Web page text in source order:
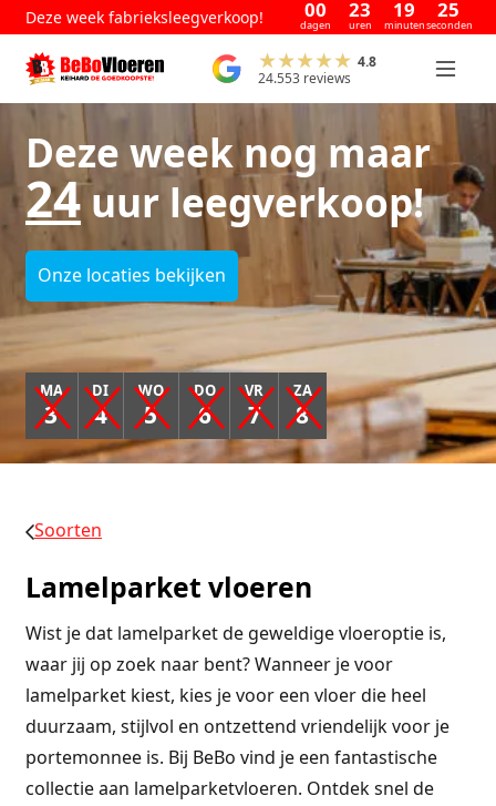
Deze week fabrieksleegverkoop! 00
dagen
23
uren
19
minuten
24
seconden
4.8
24.553 reviews
Deze week nog maar
24uur leegverkoop!
Onze locaties bekijken
MA
3
DI
4
WO
5
DO
6
VR
7
ZA
8
Soorten
Lamelparket vloeren
Wist je dat lamelparket de geweldige vloeroptie is,
waar jij op zoek naar bent? Wanneer je voor
lamelparket kiest, kies je voor een vloer die heel
duurzaam, stijlvol en ontzettend vriendelijk voor je
portemonnee is. Bij BeBo vind je een fantastische
collectie aan lamelparketvloeren. Ontdek snel de